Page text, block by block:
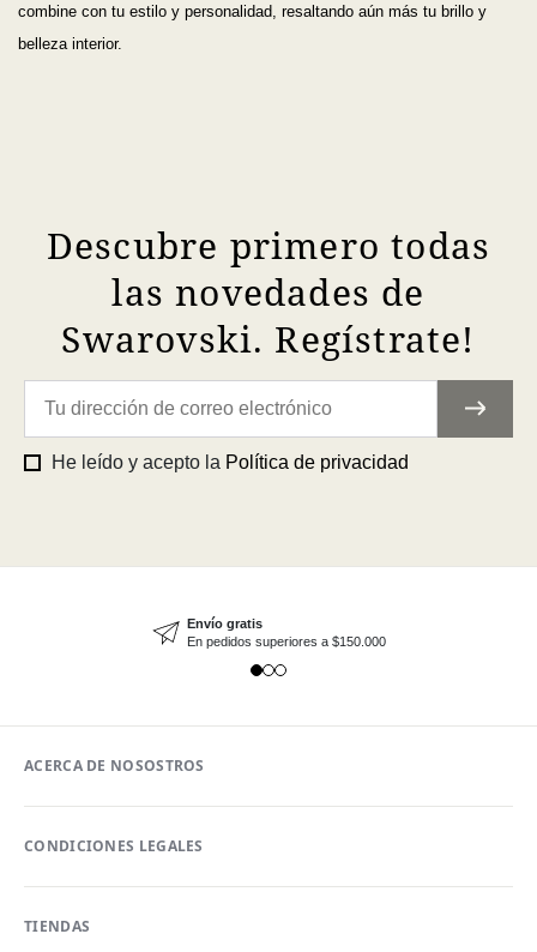
combine con tu estilo y personalidad, resaltando aún más tu brillo y
belleza interior.
Descubre primero todas
las novedades de
Swarovski. Regístrate!
He leído y acepto la Política de privacidad
Envío gratis
En pedidos superiores a $150.000
ACERCA DE NOSOSTROS
CONDICIONES LEGALES
TIENDAS